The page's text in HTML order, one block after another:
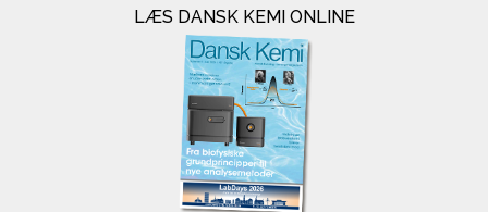
LÆS DANSK KEMI ONLINE